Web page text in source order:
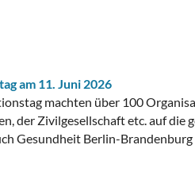
am 11. Juni 2026
machten über 100
der Zivilgesellschaft etc. auf die
Gesundheit Berlin-